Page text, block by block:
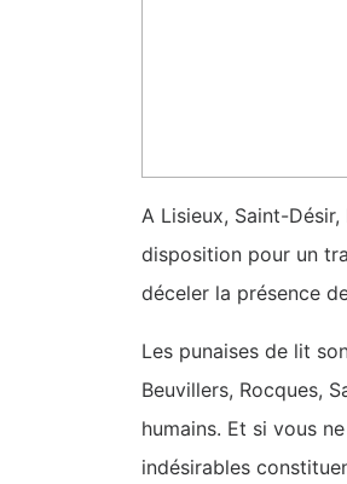
A Lisieux, Saint-
disposition pour un
déceler la présence
Les punaises de lit
Beuvillers, Rocques,
humains. Et si vous
indésirables